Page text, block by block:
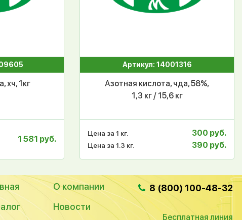
хч, 1кг
1 581 руб.
Артикул: 14001316
Азотная кислота, чда, 58%,
1,3 кг / 15,6 кг
Цена за 1 кг. 300 руб.
Цена за 1.3 кг. 390 руб.
О компании
Новости
8 (800) 100-48-32
Бесплатная линия